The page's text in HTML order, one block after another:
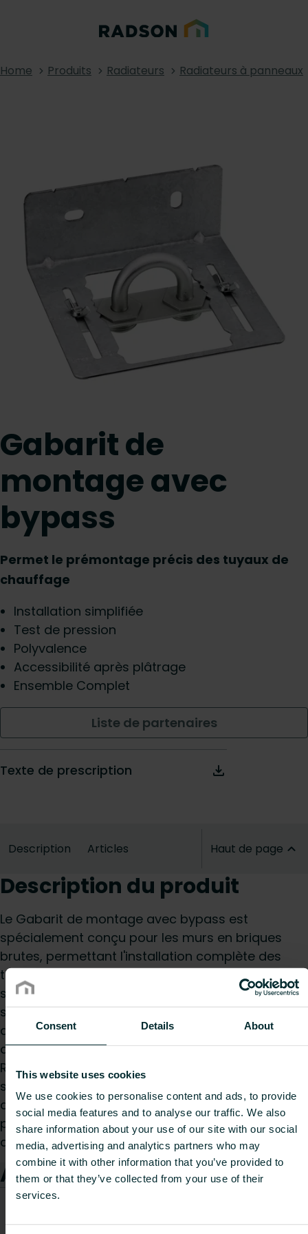
Consent Details About
This website uses cookies
We use cookies to personalise content and ads, to provide
social media features and to analyse our traffic. We also
share information about your use of our site with our social
media, advertising and analytics partners who may
combine it with other information that you’ve provided to
them or that they’ve collected from your use of their
services.
Home Produits Radiateurs Radiateurs à panneaux
Gabarit de
montage avec
bypass
Permet le prémontage précis des tuyaux de
chauffage
Installation simplifiée
Test de pression
Polyvalence
Accessibilité après plâtrage
Ensemble Complet
Liste de partenaires
Texte de prescription
Description Articles Haut de page
Description du produit
Le Gabarit de montage avec bypass est
spécialement conçu pour les murs en briques
brutes, permettant l'installation complète des
tuyaux de chauffage sans les radiateurs. Ce
système facilite le prémontage précis avec des
supports Monclac, des supports de perçage et
des supports d'angle spéciaux. Il comprend un
angle de montage, des supports de
Raccordement et une console de perçage
spéciale, offrant une polyvalence accrue pour
des installations simplifiées et des tests de
pression de l'ensemble du système de tuyauterie
avant le montage final des radiateurs
Articles